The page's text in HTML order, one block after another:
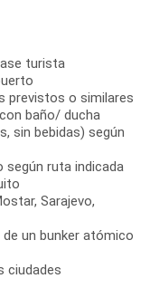
turista
previstos o similares
baño/ ducha
sin bebidas) según
ruta indicada
Sarajevo,
un bunker atómico
ciudades